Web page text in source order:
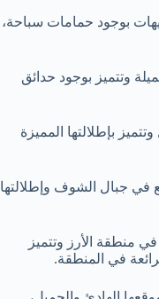
بوجود حمامات سباحة،
وتتميز بوجود حدائق
بإطلالتها المميزة
في جبال الشوف وإطلالتها
منطقة الأرز وتتميز
في المنطقة.